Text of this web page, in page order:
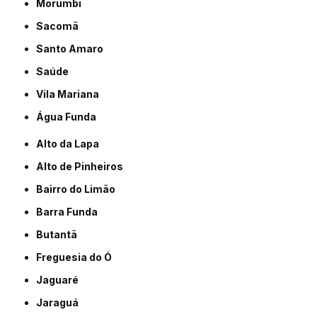
Morumbi
Sacomã
Santo Amaro
Saúde
Vila Mariana
Água Funda
Alto da Lapa
Alto de Pinheiros
Bairro do Limão
Barra Funda
Butantã
Freguesia do Ó
Jaguaré
Jaraguá